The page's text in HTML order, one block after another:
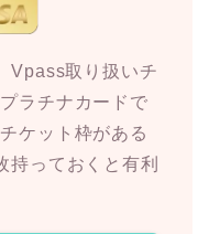
Vpass取り扱いチ
ラチナカードで
ケット枠がある
持っておくと有利